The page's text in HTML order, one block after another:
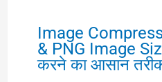
Image
& PNG Image
करने का आसान